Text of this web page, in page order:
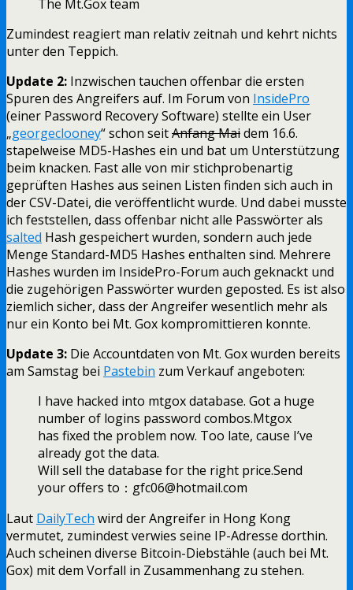
The Mt.Gox team
Zumindest reagiert man relativ zeitnah und kehrt nichts
unter den Teppich.
Update 2: Inzwischen tauchen offenbar die ersten
Spuren des Angreifers auf. Im Forum von InsidePro
(einer Password Recovery Software) stellte ein User
„georgeclooney“ schon seitAnfang Maidem 16.6.
stapelweise MD5-Hashes ein und bat um Unterstützung
beim knacken. Fast alle von mir stichprobenartig
geprüften Hashes aus seinen Listen finden sich auch in
der CSV-Datei, die veröffentlicht wurde. Und dabei musste
ich feststellen, dass offenbar nicht alle Passwörter als
salted Hash gespeichert wurden, sondern auch jede
Menge Standard-MD5 Hashes enthalten sind. Mehrere
Hashes wurden im InsidePro-Forum auch geknackt und
die zugehörigen Passwörter wurden geposted. Es ist also
ziemlich sicher, dass der Angreifer wesentlich mehr als
nur ein Konto bei Mt. Gox kompromittieren konnte.
Update 3: Die Accountdaten von Mt. Gox wurden bereits
am Samstag bei Pastebin zum Verkauf angeboten:
I have hacked into mtgox database. Got a huge
number of logins password combos.Mtgox
has fixed the problem now. Too late, cause I’ve
already got the data.
Will sell the database for the right price.Send
your offers to：gfc06@hotmail.com
Laut DailyTech wird der Angreifer in Hong Kong
vermutet, zumindest verwies seine IP-Adresse dorthin.
Auch scheinen diverse Bitcoin-Diebstähle (auch bei Mt.
Gox) mit dem Vorfall in Zusammenhang zu stehen.